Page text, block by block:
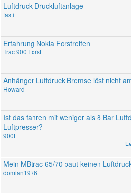
Luftdruck Druckluftanlage
fasti
Erfahrung Nokia Forstreifen
Trac 900 Forst
Anhänger Luftdruck Bremse löst nicht
Howard
Ist das fahren mit weniger als 8 Bar
Luftpresser?
900t
Mein MBtrac 65/70 baut keinen
domian1976